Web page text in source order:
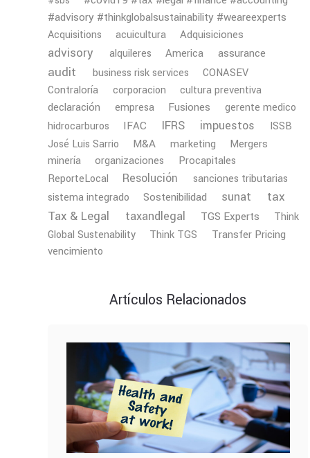
#advisory #thinkglobalsustainability #weareexperts
Acquisitions acuicultura Adquisiciones
advisory alquileres America assurance
audit business risk services
CONASEV
Contraloría
corporacion cultura preventiva
declaración empresa Fusiones
gerente medico
hidrocarburos
IFAC IFRS impuestos
ISSB
José Luis Sarrio
M&A marketing Mergers
minería organizaciones
Procapitales
ReporteLocal
Resolución
sanciones tributarias
sistema integrado
Sostenibilidad sunat
tax
Tax & Legal
taxandlegal TGS Experts
Think
Global Sustenability
Think TGS Transfer Pricing
vencimiento
Artículos Relacionados